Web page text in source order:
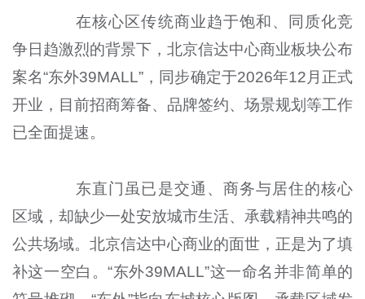
在核心区传统商业趋于饱和、同质化竞
争日趋激烈的背景下，北京信达中心商业板块公布
案名“东外39MALL”，同步确定于2026年12月正式
开业，目前招商筹备、品牌签约、场景规划等工作
已全面提速。
东直门虽已是交通、商务与居住的核心
区域，却缺少一处安放城市生活、承载精神共鸣的
公共场域。北京信达中心商业的面世，正是为了填
补这一空白。“东外39MALL”这一命名并非简单的